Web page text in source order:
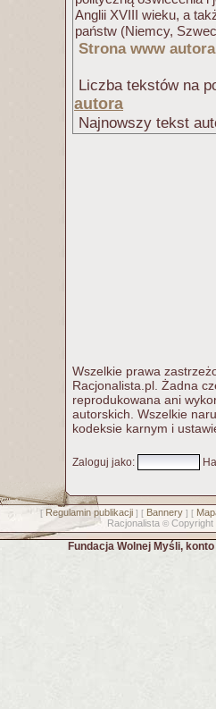
Anglii XVIII wieku, a
państw (Niemcy,
Strona www autora
Liczba tekstów na
autora
Najnowszy tekst
Wszelkie prawa
Racjonalista.pl. Żadna
reprodukowana ani
autorskich. Wszelkie
kodeksie karnym i
Zaloguj jako:
[ Regulamin publikacji] [ Bannery] [
Racjonalista © Copyright
Fundacja Wolnej Myśli,